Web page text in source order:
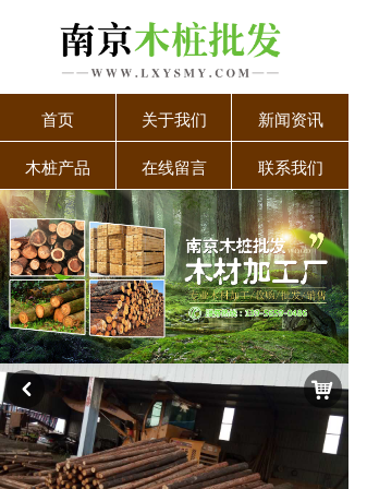
首页 关于我们 新闻资讯
木桩产品 在线留言 联系我们
낙
낒